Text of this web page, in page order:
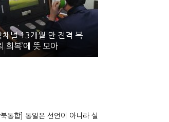
채널 13개월 만 전격 복
회복’에 뜻 모아
북통합] 통일은 선언이 아니라 실